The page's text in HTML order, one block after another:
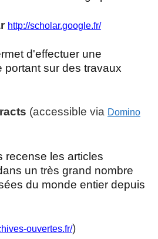
http://scholar.google.fr/
d'effectuer une
portant sur des travaux
(accessible via Domino
recense les articles
un très grand nombre
du monde entier depuis
ouvertes.fr/)